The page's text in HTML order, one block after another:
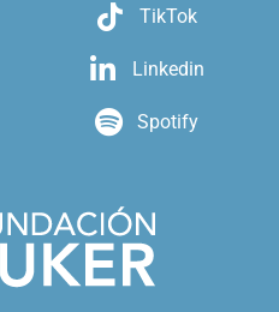
TikTok
Linkedin
Spotify